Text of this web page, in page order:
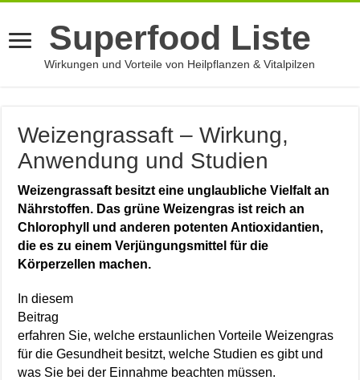
Superfood Liste
Wirkungen und Vorteile von Heilpflanzen & Vitalpilzen
Weizengrassaft – Wirkung,
Anwendung und Studien
Weizengrassaft besitzt eine unglaubliche Vielfalt an
Nährstoffen. Das grüne Weizengras ist reich an
Chlorophyll und anderen potenten Antioxidantien,
die es zu einem Verjüngungsmittel für die
Körperzellen machen.
In diesem
Beitrag
erfahren Sie, welche erstaunlichen Vorteile Weizengras
für die Gesundheit besitzt, welche Studien es gibt und
was Sie bei der Einnahme beachten müssen.